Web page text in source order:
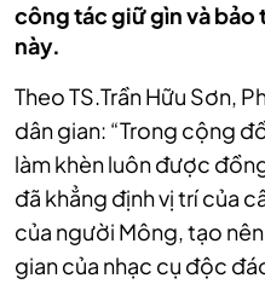
công tác giữ gìn và
này.
Theo TS.Trần Hữu Sơn,
dân gian: “Trong cộng
làm khèn luôn được
đã khẳng định vị trí của
của người Mông, tạo
gian của nhạc cụ độc